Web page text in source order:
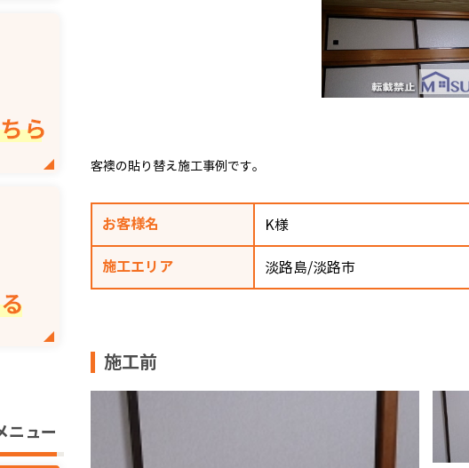
客襖の貼り替え施工事例です。
お客様名 K様
施工エリア 淡路島/淡路市
施工前
ニュー